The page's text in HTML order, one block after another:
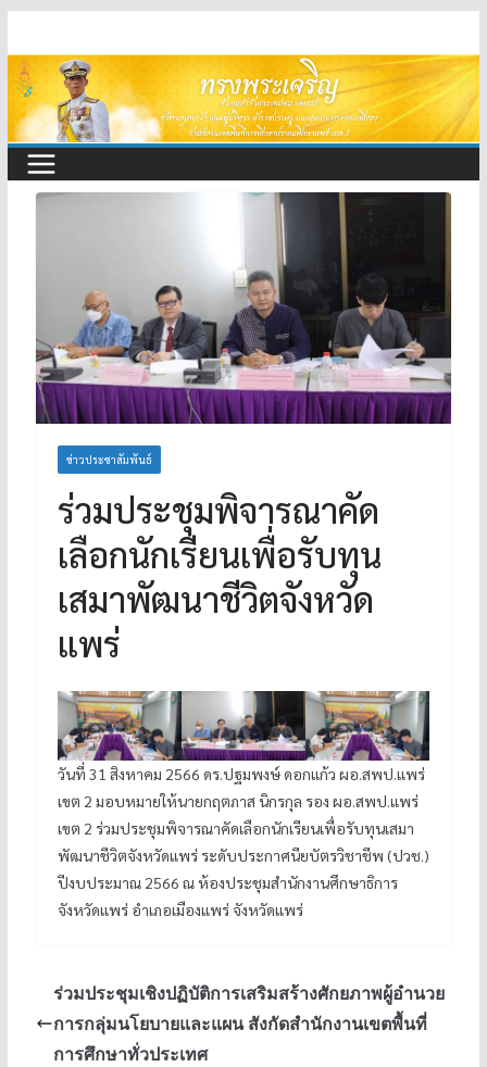
to
content
ข่าวประชาสัมพันธ์
ร่วมประชุมพิจารณาคัด
เลือกนักเรียนเพื่อรับทุน
เสมาพัฒนาชีวิตจังหวัด
แพร่
วันที่ 31 สิงหาคม 2566 ดร.ปฐมพงษ์ ดอกแก้ว ผอ.สพป.แพร่
เขต 2 มอบหมายให้นายกฤตภาส นิกรกุล รอง ผอ.สพป.แพร่
เขต 2 ร่วมประชุมพิจารณาคัดเลือกนักเรียนเพื่อรับทุนเสมา
พัฒนาชีวิตจังหวัดแพร่ ระดับประกาศนียบัตรวิชาชีพ (ปวช.)
ปีงบประมาณ 2566 ณ ห้องประชุมสำนักงานศึกษาธิการ
จังหวัดแพร่ อำเภอเมืองแพร่ จังหวัดแพร่
ร่วมประชุมเชิงปฏิบัติการเสริมสร้างศักยภาพผู้อำนวย
การกลุ่มนโยบายและแผน สังกัดสำนักงานเขตพื้นที่
การศึกษาทั่วประเทศ